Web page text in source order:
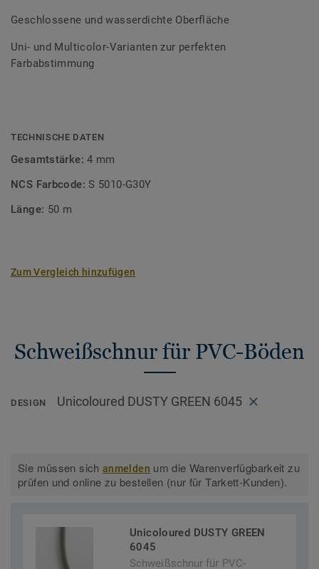
Geschlossene und wasserdichte Oberfläche
Uni- und Multicolor-Varianten zur perfekten
Farbabstimmung
TECHNISCHE DATEN
Gesamtstärke:4 mm
NCS Farbcode:S 5010-G30Y
Länge: 50 m
Zum Vergleich hinzufügen
Schweißschnur für PVC-Böden
DESIGN Unicoloured DUSTY GREEN 6045
Sie müssen sichanmelden um die Warenverfügbarkeit zu
prüfen und online zu bestellen (nur für Tarkett-Kunden).
Unicoloured DUSTY GREEN
6045
Schweißschnur für PVC-